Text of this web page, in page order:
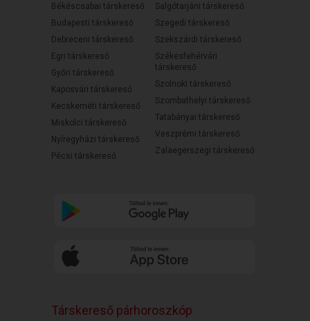
Békéscsabai társkereső
Budapesti társkereső
Debreceni társkereső
Egri társkereső
Győri társkereső
Kaposvári társkereső
Kecskeméti társkereső
Miskolci társkereső
Nyíregyházi társkereső
Pécsi társkereső
Salgótarjáni társkereső
Szegedi társkereső
Szekszárdi társkereső
Székesfehérvári
társkereső
Szolnoki társkereső
Szombathelyi társkereső
Tatabányai társkereső
Veszprémi társkereső
Zalaegerszegi társkereső
Társkereső párhoroszkóp